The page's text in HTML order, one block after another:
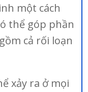
một cách
thể góp phần
cả rối loạn
xảy ra ở mọi